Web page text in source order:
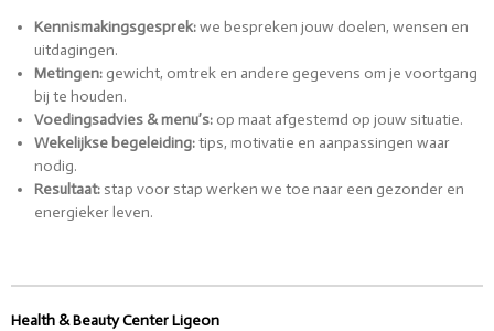
Kennismakingsgesprek:we bespreken jouw doelen, wensen en
uitdagingen.
Metingen: gewicht, omtrek en andere gegevens om je voortgang
bij te houden.
Voedingsadvies & menu’s: op maat afgestemd op jouw situatie.
Wekelijkse begeleiding:tips, motivatie en aanpassingen waar
nodig.
Resultaat: stap voor stap werken we toe naar een gezonder en
energieker leven.
Health & Beauty Center Ligeon